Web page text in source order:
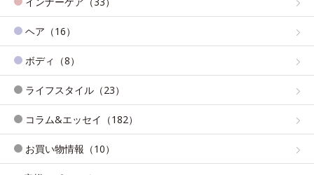
ヘア（16）
ボディ（8）
ライフスタイル（23）
コラム&エッセイ（182）
お買い物情報（10）